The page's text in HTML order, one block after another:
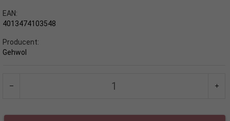
EAN:
4013474103548
Producent:
Gehwol